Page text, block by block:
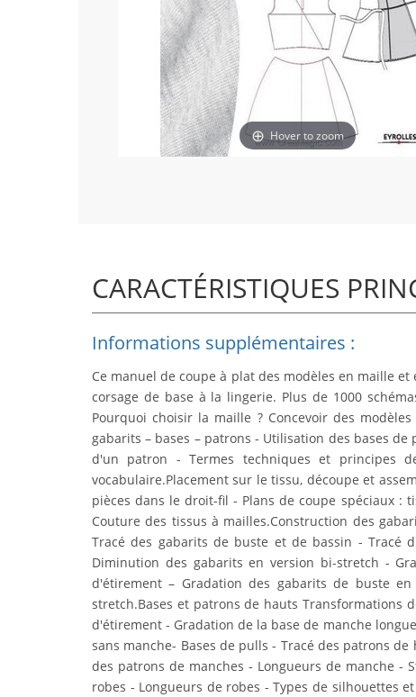
Hover to zoom
CARACTÉRISTIQUES
Informations supplémentaires :
Ce manuel de coupe à plat des modèles en maille
corsage de base à la lingerie. Plus de 1000
Pourquoi choisir la maille ? Concevoir des
gabarits – bases – patrons - Utilisation des bases
d'un patron - Termes techniques et principes
vocabulaire.Placement sur le tissu, découpe et
pièces dans le droit-fil - Plans de coupe spéciaux :
Couture des tissus à mailles.Construction des
Tracé des gabarits de buste et de bassin - Tracé
Diminution des gabarits en version bi-stretch -
d'étirement – Gradation des gabarits de buste
stretch.Bases et patrons de hauts Transformations
d'étirement - Gradation de la base de manche
sans manche- Bases de pulls - Tracé des patrons
des patrons de manches - Longueurs de manche -
robes - Longueurs de robes - Types de silhouettes